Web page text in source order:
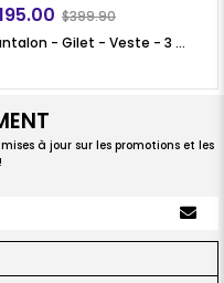
Pantalon - Gilet - Veste - 3 Piece Suit - Doublure - Noir - MDV101
$399.90
à jour sur les promotions et les